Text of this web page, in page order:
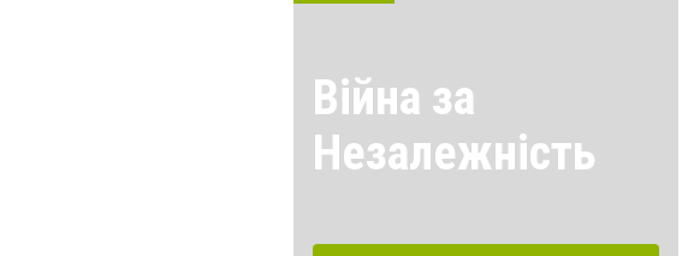
Війна за
Незалежність